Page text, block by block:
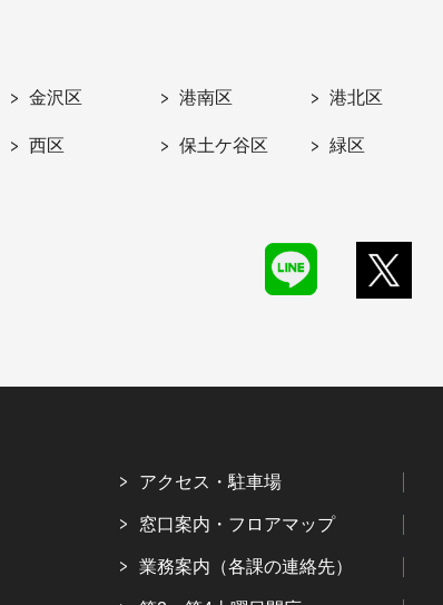
金沢区 港南区 港北区
西区 保土ケ谷区 緑区
アクセス・駐車場
窓口案内・フロアマップ
業務案内（各課の連絡先）